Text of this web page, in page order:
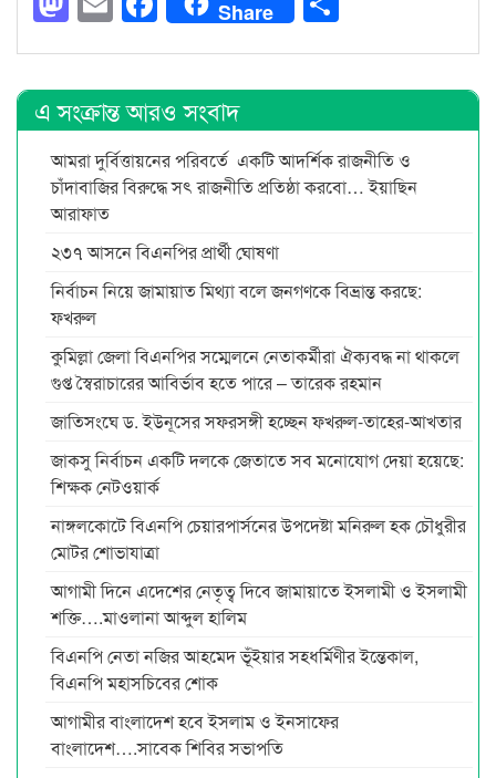
Share
এ সংক্রান্ত আরও সংবাদ
আমরা দুর্বিত্তায়নের পরিবর্তে একটি আদর্শিক রাজনীতি ও
চাঁদাবাজির বিরুদ্ধে সৎ রাজনীতি প্রতিষ্ঠা করবো… ইয়াছিন
আরাফাত
২৩৭ আসনে বিএনপির প্রার্থী ঘোষণা
নির্বাচন নিয়ে জামায়াত মিথ্যা বলে জনগণকে বিভ্রান্ত করছে:
ফখরুল
কুমিল্লা জেলা বিএনপির সম্মেলনে নেতাকর্মীরা ঐক্যবদ্ধ না থাকলে
গুপ্ত স্বৈরাচারের আবির্ভাব হতে পারে – তারেক রহমান
জাতিসংঘে ড. ইউনূসের সফরসঙ্গী হচ্ছেন ফখরুল-তাহের-আখতার
জাকসু নির্বাচন একটি দলকে জেতাতে সব মনোযোগ দেয়া হয়েছে:
শিক্ষক নেটওয়ার্ক
নাঙ্গলকোটে বিএনপি চেয়ারপার্সনের উপদেষ্টা মনিরুল হক চৌধুরীর
মোটর শোভাযাত্রা
আগামী দিনে এদেশের নেতৃত্ব দিবে জামায়াতে ইসলামী ও ইসলামী
শক্তি….মাওলানা আব্দুল হালিম
বিএনপি নেতা নজির আহমেদ ভূঁইয়ার সহধর্মিণীর ইন্তেকাল,
বিএনপি মহাসচিবের শোক
আগামীর বাংলাদেশ হবে ইসলাম ও ইনসাফের
বাংলাদেশ….সাবেক শিবির সভাপতি